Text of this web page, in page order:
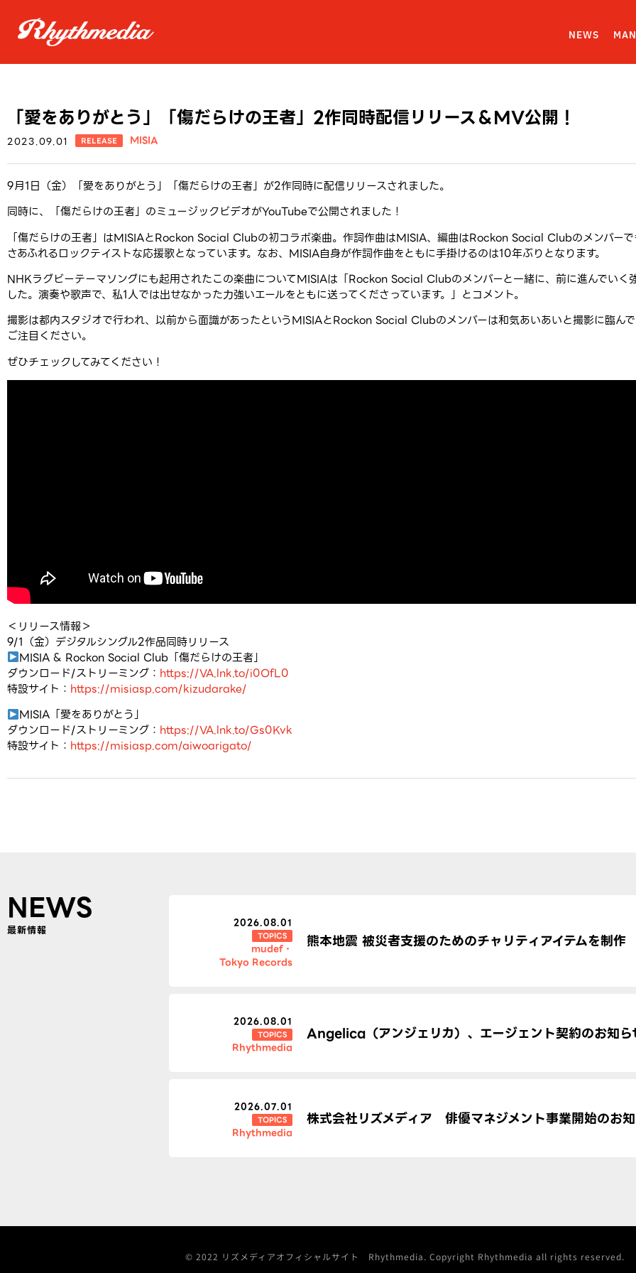
NEWS
「愛をありがとう」「傷だらけの王者」2作同時配信リリース＆MV公開！
2023.09.01 RELEASE MISIA
9月1日（金）「愛をありがとう」「傷だらけの王者」が2作同時に配信リリースされました。
同時に、「傷だらけの王者」のミュージックビデオがYouTubeで公開されました！
「傷だらけの王者」はMISIAとRockon Social Clubの初コラボ楽曲。作詞作曲はMISIA、編曲はRockon Social Clubのメンバー
さあふれるロックテイストな応援歌となっています。なお、MISIA自身が作詞作曲をともに手掛けるのは10年ぶりとなります。
NHKラグビーテーマソングにも起用されたこの楽曲についてMISIAは「Rockon Social Clubのメンバーと一緒に、前に進んでいく
した。演奏や歌声で、私1人では出せなかった力強いエールをともに送ってくださっています。」とコメント。
撮影は都内スタジオで行われ、以前から面識があったというMISIAとRockon Social Clubのメンバーは和気あいあいと撮影に臨ん
ご注目ください。
ぜひチェックしてみてください！
＜リリース情報＞
9/1（金）デジタルシングル2作品同時リリース
MISIA & Rockon Social Club「傷だらけの王者」
ダウンロード/ストリーミング： https://VA.lnk.to/i0OfL0
特設サイト： https://misiasp.com/kizudarake/
MISIA「愛をありがとう」
ダウンロード/ストリーミング： https://VA.lnk.to/Gs0Kvk
特設サイト： https://misiasp.com/aiwoarigato/
NEWS
最新情報
2026.08.01
TOPICS
mudef・
Tokyo Records
熊本地震 被災者支援のためのチャリティアイテムを制作
2026.08.01
TOPICS
Rhythmedia
Angelica（アンジェリカ）、エージェント契約のお知ら
2026.07.01
TOPICS
Rhythmedia
株式会社リズメディア 俳優マネジメント事業開始のお
© 2022 リズメディアオフィシャルサイト Rhythmedia. Copyright Rhythmedia all rights reserved.